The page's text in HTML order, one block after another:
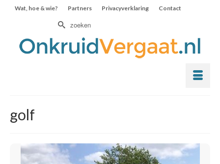
Wat, hoe & wie? Partners Privacyverklaring Contact
Zoek
golf